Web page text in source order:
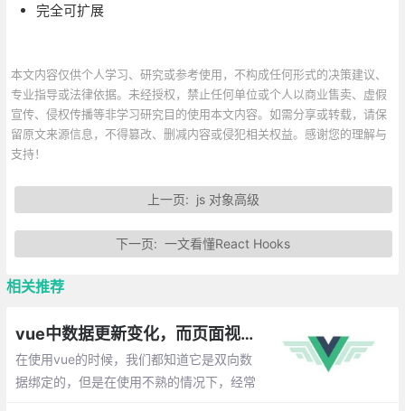
完全可扩展
本文内容仅供个人学习、研究或参考使用，不构成任何形式的决策建议、
专业指导或法律依据。未经授权，禁止任何单位或个人以商业售卖、虚假
宣传、侵权传播等非学习研究目的使用本文内容。如需分享或转载，请保
留原文来源信息，不得篡改、删减内容或侵犯相关权益。感谢您的理解与
支持！
上一页: js 对象高级
下一页:一文看懂React Hooks
相关推荐
vue中数据更新变化，而页面视图未渲染的解决方案
在使用vue的时候，我们都知道它是双向数
据绑定的，但是在使用不熟的情况下，经常